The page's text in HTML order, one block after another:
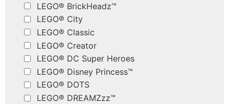
LEGO® BrickHeadz™
LEGO® City
LEGO® Classic
LEGO® Creator
LEGO® DC Super Heroes
LEGO® Disney Princess™
LEGO® DOTS
LEGO® DREAMZzz™